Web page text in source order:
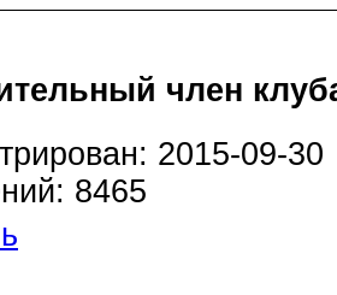
член
2015-09-30
8465